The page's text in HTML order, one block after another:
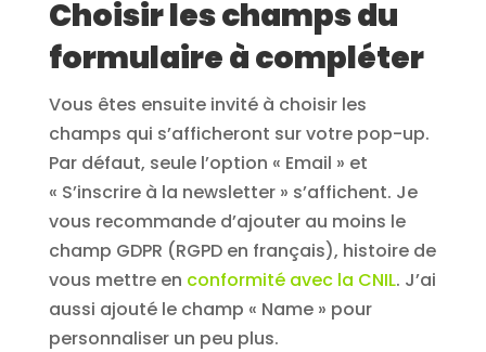
Choisir les champs du
formulaire à compléter
Vous êtes ensuite invité à choisir les
champs qui s’afficheront sur votre pop-up.
Par défaut, seule l’option « Email » et
« S’inscrire à la newsletter » s’affichent. Je
vous recommande d’ajouter au moins le
champ GDPR (RGPD en français), histoire de
vous mettre en conformité avec la CNIL. J’ai
aussi ajouté le champ « Name » pour
personnaliser un peu plus.